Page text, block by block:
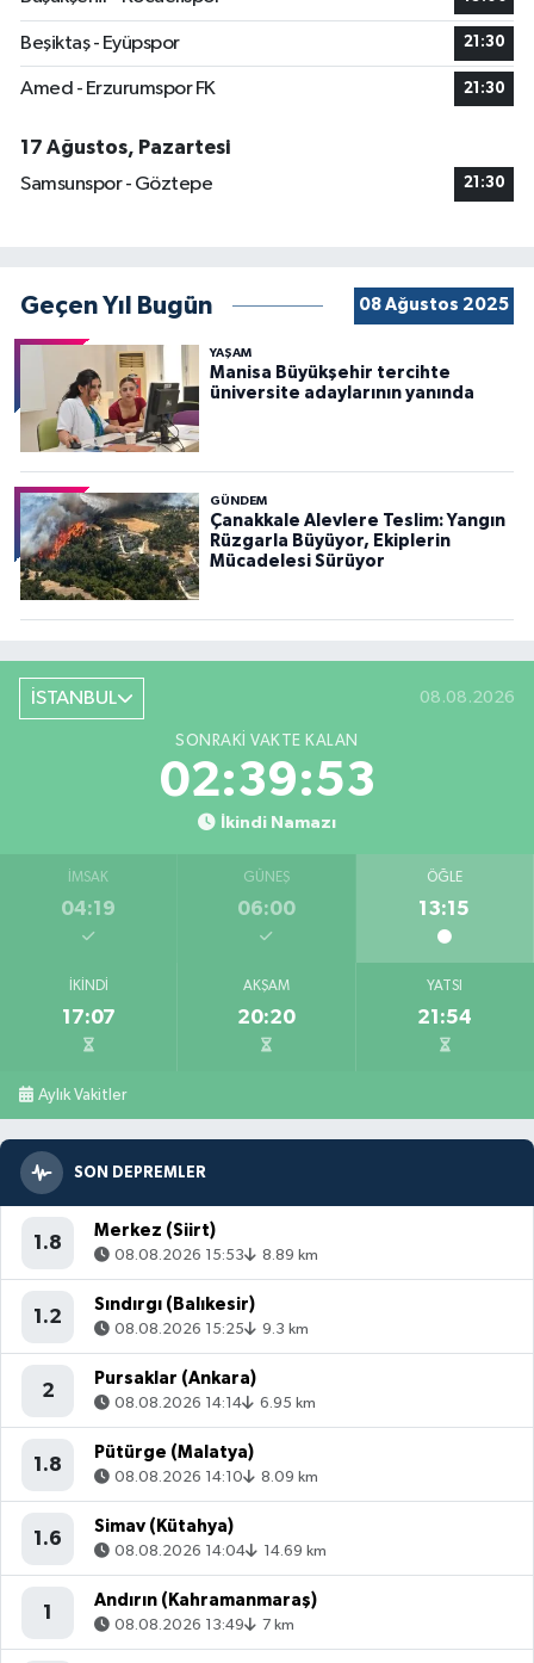
Beşiktaş - Eyüpspor 21:30
Amed - Erzurumspor FK 21:30
17 Ağustos, Pazartesi
Samsunspor - Göztepe
21:30
Geçen Yıl Bugün 08 Ağustos 2025
YAŞAM
Manisa Büyükşehir tercihte
üniversite adaylarının yanında
GÜNDEM
Çanakkale Alevlere Teslim: Yangın
Rüzgarla Büyüyor, Ekiplerin
Mücadelesi Sürüyor
İSTANBUL 08.08.2026
SONRAKI VAKTE KALAN
02:39:52
İkindi Namazı
İMSAK
04:19
GÜNEŞ
06:00
ÖĞLE
13:15
İKINDI
17:07
AKŞAM
20:20
YATSI
21:54
Aylık Vakitler
SON DEPREMLER
1.8
Merkez (Siirt)
08.08.2026 15:53 8.89 km
1.2
Sındırgı (Balıkesir)
08.08.2026 15:25 9.3 km
2
Pursaklar (Ankara)
08.08.2026 14:14 6.95 km
1.8
Pütürge (Malatya)
08.08.2026 14:10 8.09 km
1.6
Simav (Kütahya)
08.08.2026 14:04 14.69 km
1
Andırın (Kahramanmaraş)
08.08.2026 13:49 7 km